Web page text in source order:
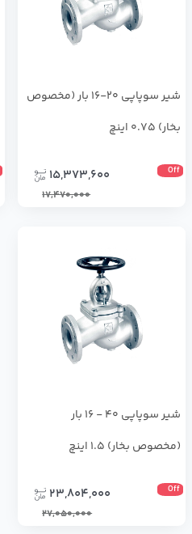
شیر سوپاپی 20-16 بار (مخصوص
بخار) 0.75 اینچ
Off
15,373,600
17,470,000
شیر سوپاپی 40 - 16 بار
(مخصوص بخار) 1.5 اینچ
Off
23,804,000
27,050,000